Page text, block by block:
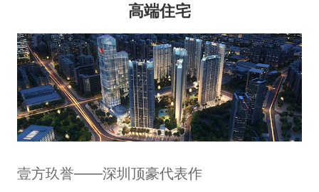
高端住宅
壹方玖誉——深圳顶豪代表作